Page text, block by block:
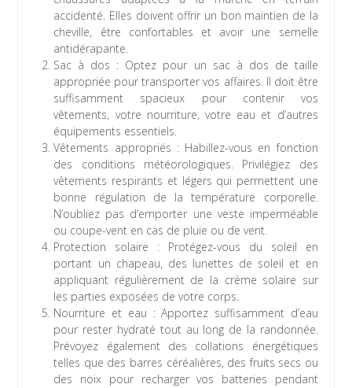
accidenté. Elles doivent offrir un bon maintien de la
cheville, être confortables et avoir une semelle
antidérapante.
Sac à dos : Optez pour un sac à dos de taille
appropriée pour transporter vos affaires. Il doit être
suffisamment spacieux pour contenir vos
vêtements, votre nourriture, votre eau et d’autres
équipements essentiels.
Vêtements appropriés : Habillez-vous en fonction
des conditions météorologiques. Privilégiez des
vêtements respirants et légers qui permettent une
bonne régulation de la température corporelle.
N’oubliez pas d’emporter une veste imperméable
ou coupe-vent en cas de pluie ou de vent.
Protection solaire : Protégez-vous du soleil en
portant un chapeau, des lunettes de soleil et en
appliquant régulièrement de la crème solaire sur
les parties exposées de votre corps.
Nourriture et eau : Apportez suffisamment d’eau
pour rester hydraté tout au long de la randonnée.
Prévoyez également des collations énergétiques
telles que des barres céréalières, des fruits secs ou
des noix pour recharger vos batteries pendant